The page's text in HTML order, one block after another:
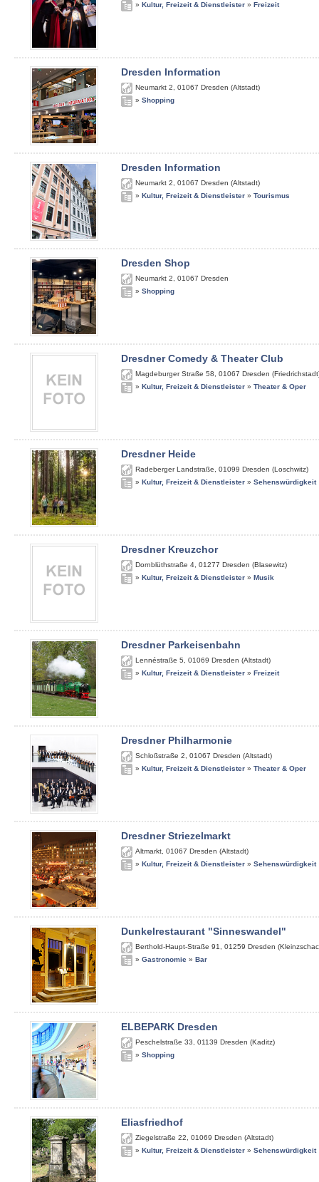
» Kultur, Freizeit & Dienstleister » Freizeit
Dresden Information
Neumarkt 2 01067 Dresden (Altstadt)
» Shopping
Dresden Information
Neumarkt 2 01067 Dresden (Altstadt)
» Kultur, Freizeit & Dienstleister » Tourismus
Dresden Shop
Neumarkt 2 01067 Dresden
» Shopping
Dresdner Comedy & Theater Club
Magdeburger Straße 58 01067 Dresden
» Kultur, Freizeit & Dienstleister » Theater & Oper
Dresdner Heide
Radeberger Landstraße 01099 Dresden (Loschwitz)
» Kultur, Freizeit & Dienstleister » Sehenswürdigkeit
Dresdner Kreuzchor
Dornblüthstraße 4 01277 Dresden (Blasewitz)
» Kultur, Freizeit & Dienstleister » Musik
Dresdner Parkeisenbahn
Lennéstraße 5 01069 Dresden (Altstadt)
» Kultur, Freizeit & Dienstleister » Freizeit
Dresdner Philharmonie
Schloßstraße 2 01067 Dresden (Altstadt)
» Kultur, Freizeit & Dienstleister » Theater & Oper
Dresdner Striezelmarkt
Altmarkt 01067 Dresden (Altstadt)
» Kultur, Freizeit & Dienstleister » Sehenswürdigkeit
Dunkelrestaurant "Sinneswandel"
Berthold-Haupt-Straße 91 01259 Dresden
» Gastronomie » Bar
ELBEPARK Dresden
Peschelstraße 33 01139 Dresden (Kaditz)
» Shopping
Eliasfriedhof
Ziegelstraße 22 01069 Dresden (Altstadt)
» Kultur, Freizeit & Dienstleister » Sehenswürdigkeit